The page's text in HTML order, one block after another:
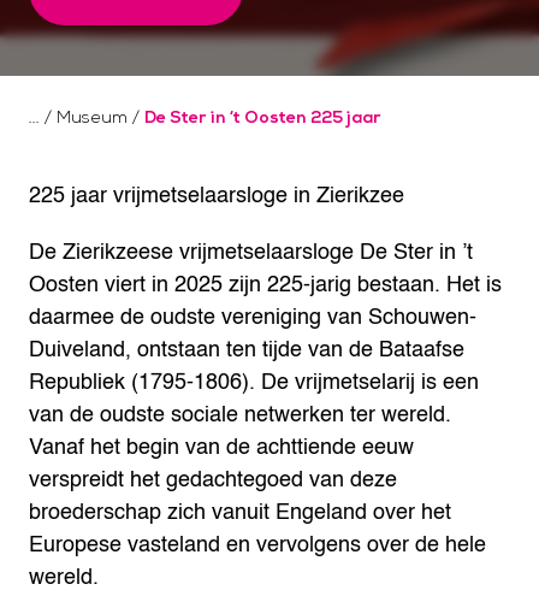
/ Museum / De Ster in ‘t Oosten 225 jaar
225 jaar vrijmetselaarsloge in Zierikzee
De Zierikzeese vrijmetselaarsloge De Ster in ’t
Oosten viert in 2025 zijn 225-jarig bestaan. Het is
daarmee de oudste vereniging van Schouwen-
Duiveland, ontstaan ten tijde van de Bataafse
Republiek (1795-1806). De vrijmetselarij is een
van de oudste sociale netwerken ter wereld.
Vanaf het begin van de achttiende eeuw
verspreidt het gedachtegoed van deze
broederschap zich vanuit Engeland over het
Europese vasteland en vervolgens over de hele
wereld.